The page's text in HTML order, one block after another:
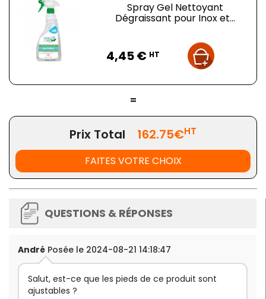
Spray Gel Nettoyant
Dégraissant pour Inox et...
4,45 € HT
=
Prix Total 162.75€HT
FAITES VOTRE CHOIX
QUESTIONS & RÉPONSES
André Posée le 2024-08-21 14:18:47
Salut, est-ce que les pieds de ce produit sont
ajustables ?